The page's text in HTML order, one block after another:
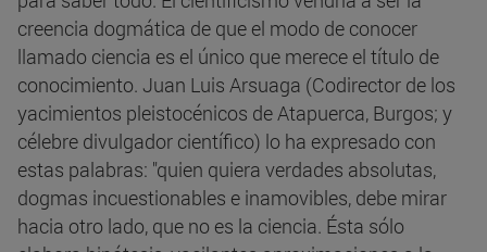
creencia dogmática de que el modo de conocer
llamado ciencia es el único que merece el título de
conocimiento. Juan Luis Arsuaga (Codirector de los
yacimientos pleistocénicos de Atapuerca, Burgos; y
célebre divulgador científico) lo ha expresado con
estas palabras: "quien quiera verdades absolutas,
dogmas incuestionables e inamovibles, debe mirar
hacia otro lado, que no es la ciencia. Ésta sólo